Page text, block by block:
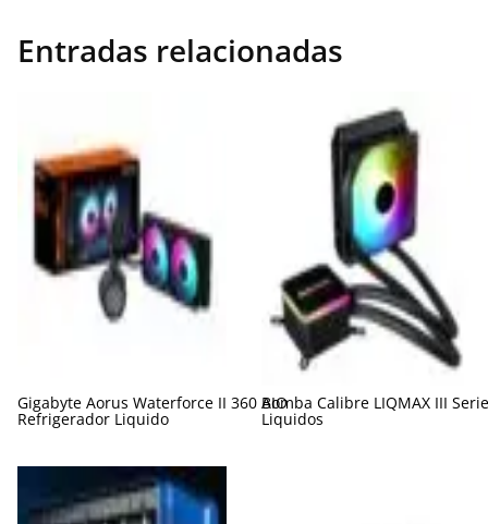
Entradas relacionadas
Gigabyte Aorus Waterforce II 360 AIO
Refrigerador Liquido
Bomba Calibre LIQMAX III
Liquidos